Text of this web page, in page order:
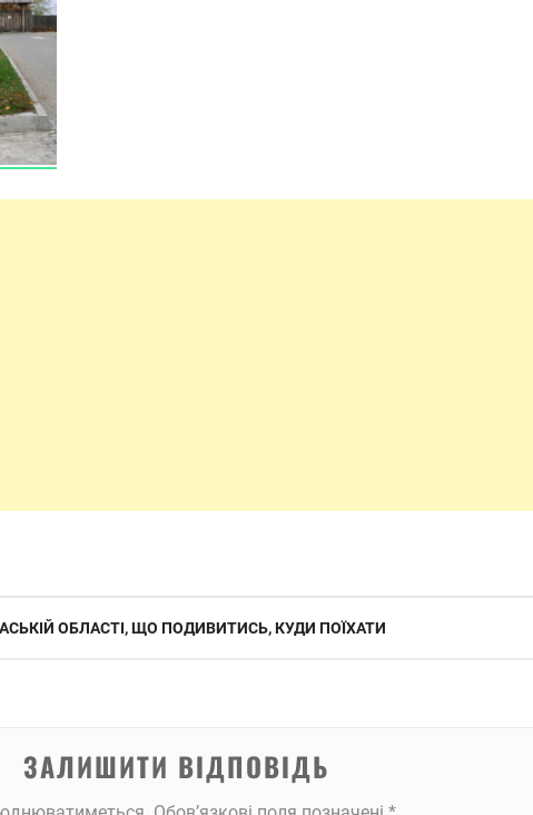
ОБЛАСТІ, ЩО ПОДИВИТИСЬ, КУДИ ПОЇХАТИ
ЗАЛИШИТИ ВІДПОВІДЬ